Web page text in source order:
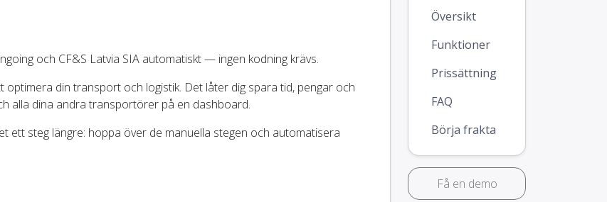
och CF&S Latvia SIA automatiskt — ingen kodning krävs.
din transport och logistik. Det låter dig spara tid, pengar och
alla dina andra transportörer på en dashboard.
ett steg längre: hoppa över de manuella stegen och automatisera
Översikt
Funktioner
Prissättning
FAQ
Börja frakta
Få en demo